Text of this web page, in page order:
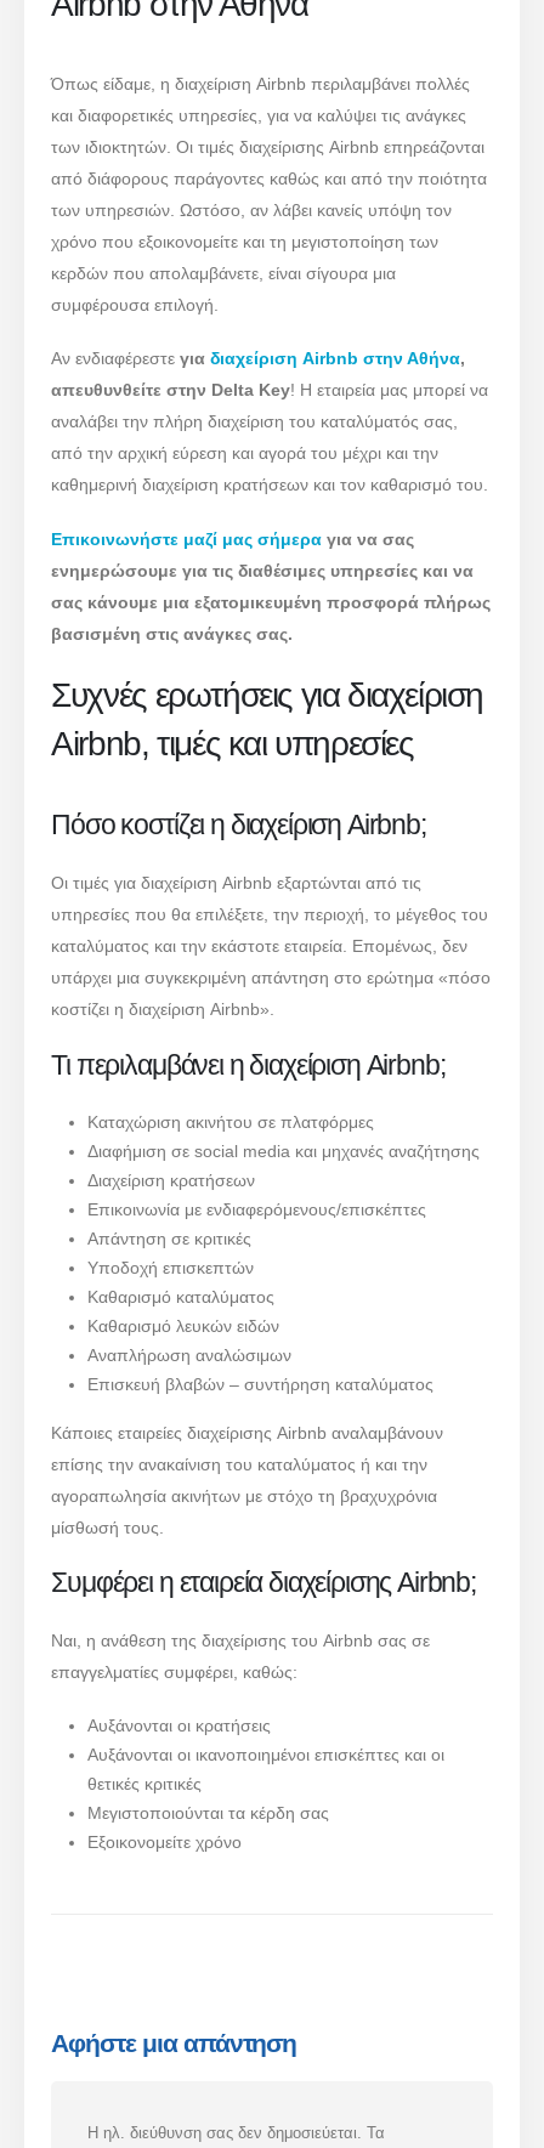
Όπως είδαμε, η διαχείριση Airbnb περιλαμβάνει πολλές
και διαφορετικές υπηρεσίες, για να καλύψει τις ανάγκες
των ιδιοκτητών. Οι τιμές διαχείρισης Airbnb επηρεάζονται
από διάφορους παράγοντες καθώς και από την ποιότητα
των υπηρεσιών. Ωστόσο, αν λάβει κανείς υπόψη τον
χρόνο που εξοικονομείτε και τη μεγιστοποίηση των
κερδών που απολαμβάνετε, είναι σίγουρα μια
συμφέρουσα επιλογή.
Αν ενδιαφέρεστεγιαδιαχείριση Airbnb στην Αθήνα,
απευθυνθείτε στην Delta Key! Η εταιρεία μας μπορεί να
αναλάβει την πλήρη διαχείριση του καταλύματός σας,
από την αρχική εύρεση και αγορά του μέχρι και την
καθημερινή διαχείριση κρατήσεων και τον καθαρισμό του.
Επικοινωνήστε μαζί μας σήμερα για να σας
ενημερώσουμε για τις διαθέσιμες υπηρεσίες και να
σας κάνουμε μια εξατομικευμένη προσφορά πλήρως
βασισμένη στις ανάγκες σας.
Συχνές ερωτήσεις για διαχείριση
Airbnb, τιμές και υπηρεσίες
Πόσο κοστίζει η διαχείριση Airbnb;
Οι τιμές για διαχείριση Airbnb εξαρτώνται από τις
υπηρεσίες που θα επιλέξετε, την περιοχή, το μέγεθος του
καταλύματος και την εκάστοτε εταιρεία. Επομένως, δεν
υπάρχει μια συγκεκριμένη απάντηση στο ερώτημα «πόσο
κοστίζει η διαχείριση Airbnb».
Τι περιλαμβάνει η διαχείριση Airbnb;
Καταχώριση ακινήτου σε πλατφόρμες
Διαφήμιση σε social media και μηχανές αναζήτησης
Διαχείριση κρατήσεων
Επικοινωνία με ενδιαφερόμενους/επισκέπτες
Απάντηση σε κριτικές
Υποδοχή επισκεπτών
Καθαρισμό καταλύματος
Καθαρισμό λευκών ειδών
Αναπλήρωση αναλώσιμων
Επισκευή βλαβών – συντήρηση καταλύματος
Κάποιες εταιρείες διαχείρισης Airbnb αναλαμβάνουν
επίσης την ανακαίνιση του καταλύματος ή και την
αγοραπωλησία ακινήτων με στόχο τη βραχυχρόνια
μίσθωσή τους.
Συμφέρει η εταιρεία διαχείρισης Airbnb;
Ναι, η ανάθεση της διαχείρισης του Airbnb σας σε
επαγγελματίες συμφέρει, καθώς:
Αυξάνονται οι κρατήσεις
Αυξάνονται οι ικανοποιημένοι επισκέπτες και οι
θετικές κριτικές
Μεγιστοποιούνται τα κέρδη σας
Εξοικονομείτε χρόνο
Αφήστε μια απάντηση
Η ηλ. διεύθυνση σας δεν δημοσιεύεται. Τα